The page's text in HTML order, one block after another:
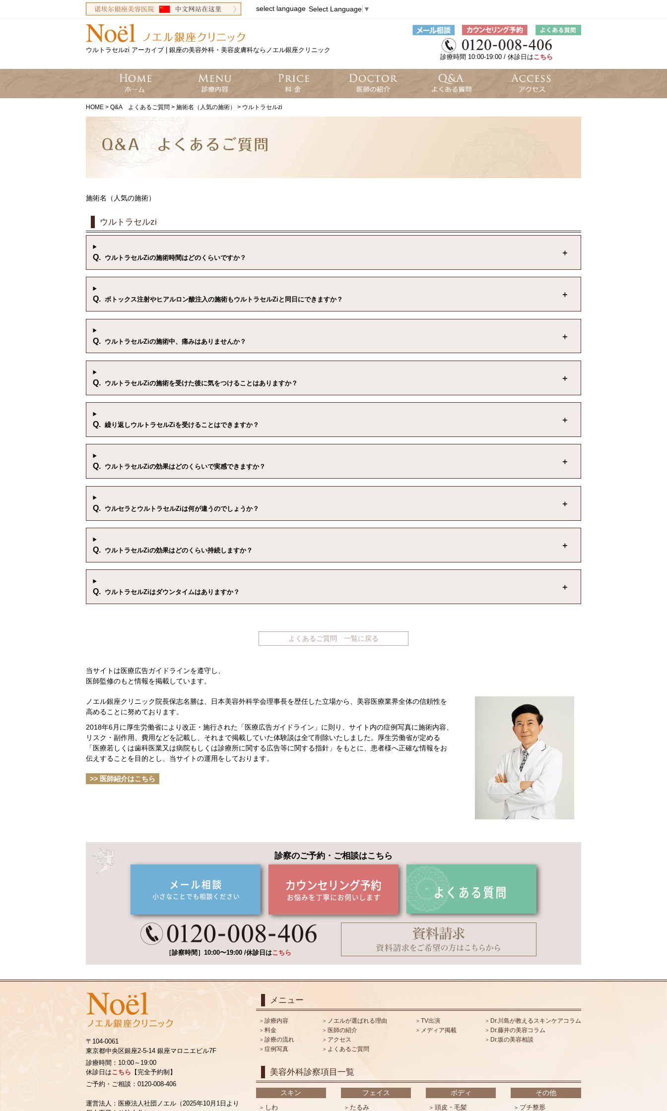
select language Select Language ▼
診療時間 10:00-19:00 / 休診日はこちら
ウルトラセルzi アーカイブ | 銀座の美容外科・美容皮膚科ならノエル銀座クリニック
HOME >Q&A よくあるご質問 >施術名（人気の施術） > ウルトラセルzi
施術名（人気の施術）
ウルトラセルzi
Q. ウルトラセルZiの施術時間はどのくらいですか？
Q. ボトックス注射やヒアルロン酸注入の施術もウルトラセルZiと同日にできますか？
Q. ウルトラセルZiの施術中、痛みはありませんか？
Q. ウルトラセルZiの施術を受けた後に気をつけることはありますか？
Q. 繰り返しウルトラセルZiを受けることはできますか？
Q. ウルトラセルZiの効果はどのくらいで実感できますか？
Q. ウルセラとウルトラセルZiは何が違うのでしょうか？
Q. ウルトラセルZiの効果はどのくらい持続しますか？
Q. ウルトラセルZiはダウンタイムはありますか？
よくあるご質問 一覧に戻る
当サイトは医療広告ガイドラインを遵守し、
医師監修のもと情報を掲載しています。
ノエル銀座クリニック院長保志名勝は、日本美容外科学会理事長を歴任した立場から、美容医療業界全体の信頼性を
高めることに努めております。
2018年6月に厚生労働省により改正・施行された「医療広告ガイドライン」に則り、サイト内の症例写真に施術内容、
リスク・副作用、費用などを記載し、それまで掲載していた体験談は全て削除いたしました。厚生労働省が定める
「医療若しくは歯科医業又は病院もしくは診療所に関する広告等に関する指針」をもとに、患者様へ正確な情報をお
伝えすることを目的とし、当サイトの運用をしております。
>> 医師紹介はこちら
診察のご予約・ご相談はこちら
［診察時間］10:00〜19:00 /休診日はこちら
〒104-0061
東京都中央区銀座2‐5‐14 銀座マロニエビル7F
診療時間：10:00～19:00
休診日はこちら 【完全予約制】
ご予約・ご相談：0120-008-406
運営法人：医療法人社団ノエル（2025年10月1日より
メニュー
診療内容
料金
診療の流れ
症例写真
ノエルが選ばれる理由
医師の紹介
アクセス
よくあるご質問
TV出演
メディア掲載
Dr.川島が教えるスキンケアコラム
Dr.藤井の美容コラム
Dr.坂の美容相談
美容外科診察項目一覧
スキン
しわ
フェイス
たるみ
ボディ
頭皮・毛髪
その他
プチ整形